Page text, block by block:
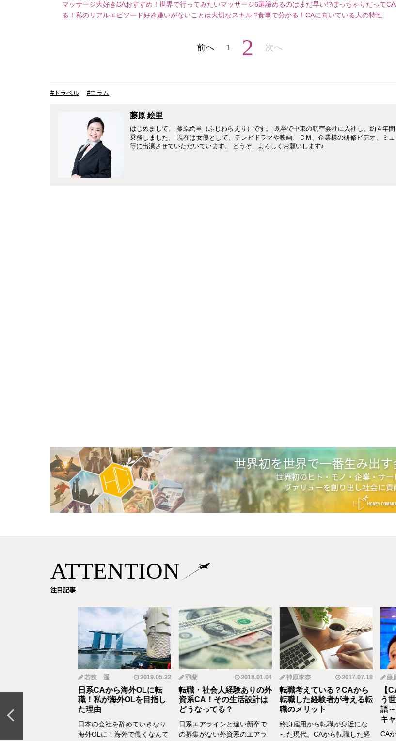
マッサージ大好きCAおすすめ！世界で行ってみたいマッサージ6選諦めるのはまだ早い!?ぽっちゃりだって
る！私のリアルエピソード好き嫌いがないことは大切なスキル!?食事で分かる！CAに向いている人の特性
前へ 1 2 次へ
#トラベル #コラム
藤原 絵里
はじめまして。 藤原絵里（ふじわらえり）です。 既卒で中東の航空会社に入社し、約４年
乗務しました。 現在は女優として、テレビドラマや映画、ＣＭ、企業様の研修ビデオ、ミ
等に出演させていただいています。 どうぞ、よろしくお願いします♪
ATTENTION
注目記事
ら野菜ソムリエ
の転職＆セカン
ア体験談vol.13～
若狭 遥 2019.05.22
日系CAから海外OLに転
職！私が海外OLを目指し
た理由
日本の会社を辞めていきなり
海外OLに！海外で働くなんて
羽蘭 2018.01.04
転職・社会人経験ありの外
資系CA！その生活設計は
どうなってる？
日系エアラインと違い新卒で
の募集がない外資系のエアラ
神原李奈 2017.07.18
転職考えている？CAから
転職した経験者が考える転
職のメリット
終身雇用から転職が身近にな
った現代。CAから転職した経
藤
【
う
語
キ
CA